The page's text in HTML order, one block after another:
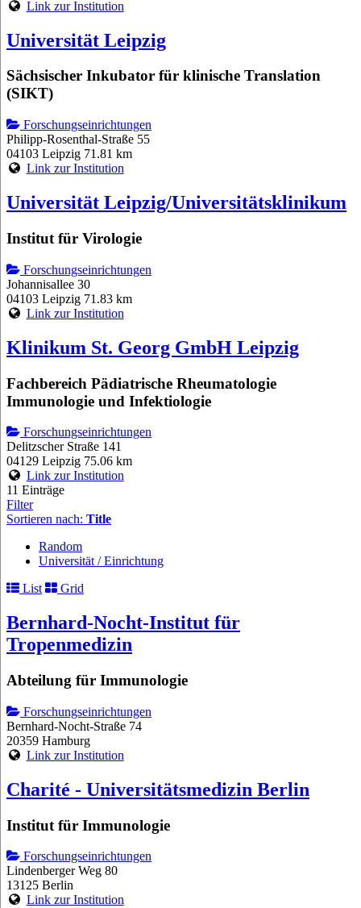
Link zur Institution
Universität Leipzig
Sächsischer Inkubator für klinische Translation
(SIKT)
Forschungseinrichtungen
Philipp-Rosenthal-Straße 55
04103 Leipzig 71.81 km
Link zur Institution
Universität Leipzig/Universitätsklinikum
Institut für Virologie
Forschungseinrichtungen
Johannisallee 30
04103 Leipzig 71.83 km
Link zur Institution
Klinikum St. Georg GmbH Leipzig
Fachbereich Pädiatrische Rheumatologie
Immunologie und Infektiologie
Forschungseinrichtungen
Delitzscher Straße 141
04129 Leipzig 75.06 km
Link zur Institution
11 Einträge
Filter
Sortieren nach: Title
Random
Universität / Einrichtung
List
Grid
Bernhard-Nocht-Institut für
Tropenmedizin
Abteilung für Immunologie
Forschungseinrichtungen
Bernhard-Nocht-Straße 74
20359 Hamburg
Link zur Institution
Charité - Universitätsmedizin Berlin
Institut für Immunologie
Forschungseinrichtungen
Lindenberger Weg 80
13125 Berlin
Link zur Institution